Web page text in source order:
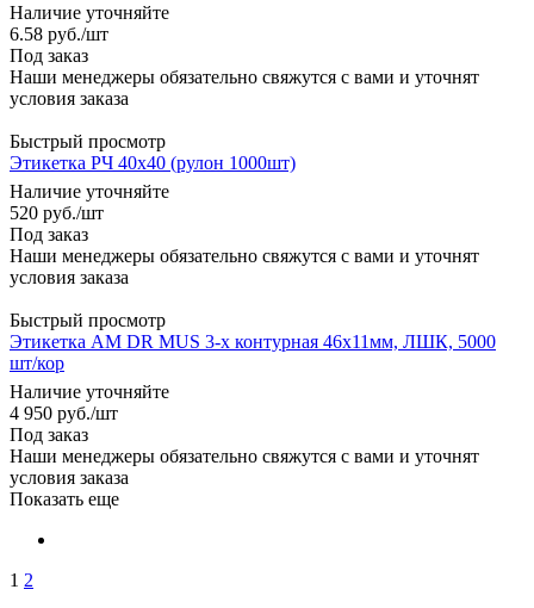
Наличие уточняйте
6.58 руб./шт
Под заказ
Наши менеджеры обязательно свяжутся с вами и уточнят
условия заказа
Быстрый просмотр
Этикетка РЧ 40x40 (рулон 1000шт)
Наличие уточняйте
520 руб./шт
Под заказ
Наши менеджеры обязательно свяжутся с вами и уточнят
условия заказа
Быстрый просмотр
Этикетка АМ DR MUS 3-х контурная 46х11мм, ЛШК, 5000
шт/кор
Наличие уточняйте
4 950 руб./шт
Под заказ
Наши менеджеры обязательно свяжутся с вами и уточнят
условия заказа
Показать еще
1 2